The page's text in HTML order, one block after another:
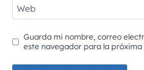
Web
Guarda mi nombre, correo
este navegador para la próxima